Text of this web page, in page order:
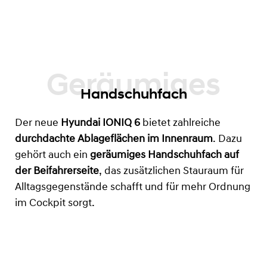
Handschuhfach
Der neue Hyundai IONIQ 6 bietet zahlreiche
durchdachte Ablageflächen im Innenraum. Dazu
gehört auch ein geräumiges Handschuhfach auf
der Beifahrerseite, das zusätzlichen Stauraum für
Alltagsgegenstände schafft und für mehr Ordnung
im Cockpit sorgt.